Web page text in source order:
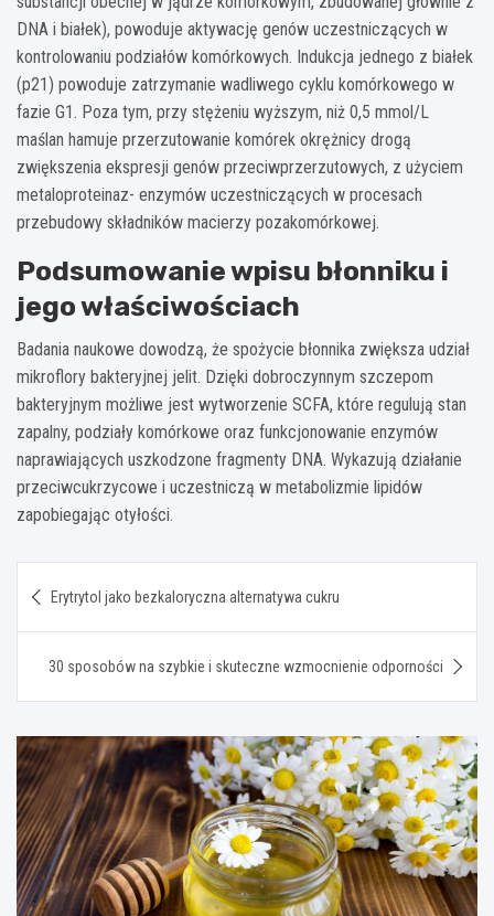
DNA i białek), powoduje aktywację genów uczestniczących w
kontrolowaniu podziałów komórkowych. Indukcja jednego z białek
(p21) powoduje zatrzymanie wadliwego cyklu komórkowego w
fazie G1. Poza tym, przy stężeniu wyższym, niż 0,5 mmol/L
maślan hamuje przerzutowanie komórek okrężnicy drogą
zwiększenia ekspresji genów przeciwprzerzutowych, z użyciem
metaloproteinaz- enzymów uczestniczących w procesach
przebudowy składników macierzy pozakomórkowej.
Podsumowanie wpisu błonniku i
jego właściwościach
Badania naukowe dowodzą, że spożycie błonnika zwiększa udział
mikroflory bakteryjnej jelit. Dzięki dobroczynnym szczepom
bakteryjnym możliwe jest wytworzenie SCFA, które regulują stan
zapalny, podziały komórkowe oraz funkcjonowanie enzymów
naprawiających uszkodzone fragmenty DNA. Wykazują działanie
przeciwcukrzycowe i uczestniczą w metabolizmie lipidów
zapobiegając otyłości.
wpisu
Erytrytol jako bezkaloryczna alternatywa cukru
30 sposobów na szybkie i skuteczne wzmocnienie odporności